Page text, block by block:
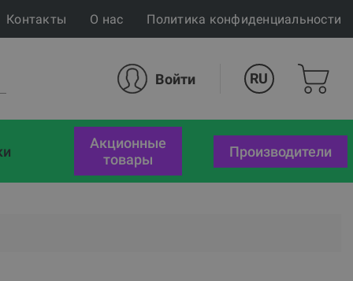
Контакты О нас Политика конфиденциальности
Войти RU
акционные
товары
Производители